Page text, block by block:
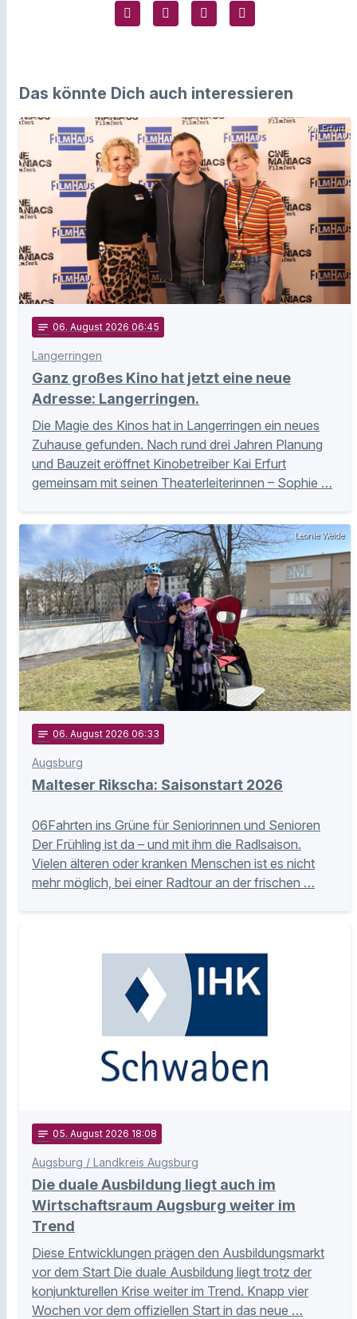
Das könnte Dich auch interessieren
Kai Erfurt
notes 06. August 2026 06:45
Langerringen
Ganz großes Kino hat jetzt eine neue
Adresse: Langerringen.
Die Magie des Kinos hat in Langerringen ein neues
Zuhause gefunden. Nach rund drei Jahren Planung
und Bauzeit eröffnet Kinobetreiber Kai Erfurt
gemeinsam mit seinen Theaterleiterinnen – Sophie …
Leonie Weide
notes 06. August 2026 06:33
Augsburg
Malteser Rikscha: Saisonstart 2026
06Fahrten ins Grüne für Seniorinnen und Senioren
Der Frühling ist da – und mit ihm die Radlsaison.
Vielen älteren oder kranken Menschen ist es nicht
mehr möglich, bei einer Radtour an der frischen …
notes 05. August 2026 18:08
Augsburg / Landkreis Augsburg
Die duale Ausbildung liegt auch im
Wirtschaftsraum Augsburg weiter im
Trend
Diese Entwicklungen prägen den Ausbildungsmarkt
vor dem Start Die duale Ausbildung liegt trotz der
konjunkturellen Krise weiter im Trend. Knapp vier
Wochen vor dem offiziellen Start in das neue …